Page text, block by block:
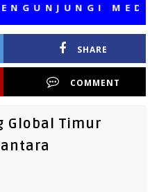
MEDIA
SHARE
COMMENT
Global Timur